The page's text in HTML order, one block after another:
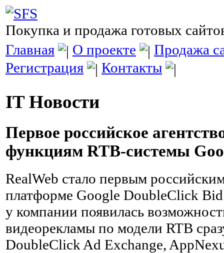
Покупка и продажа готовых
Главная
О проекте
Продажа
Регистрация
Контакты
IT Новости
Первое российское
функциям RTB-системы
RealWeb стало первым
платформе Google DoubleClick
у компании появилась
видеорекламы по модели RTB
DoubleClick Ad Exchange,